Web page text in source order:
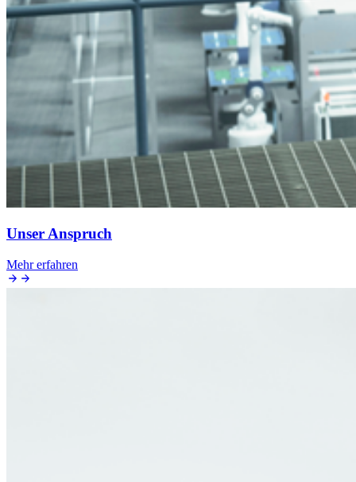
Unser Anspruch
Mehr erfahren